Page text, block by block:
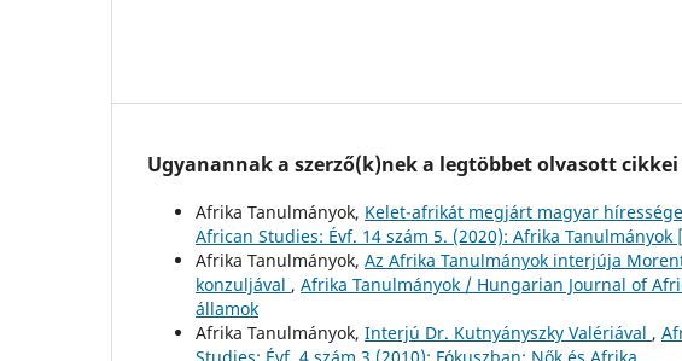
Ugyanannak a szerző(k)nek a legtöbbet olvasott cikkei
Afrika Tanulmányok, Kelet-afrikát megjárt magyar
African Studies: Évf. 14 szám 5. (2020): Afrika
Afrika Tanulmányok, Az Afrika Tanulmányok interjúja
konzuljával , Afrika Tanulmányok / Hungarian Journal of
államok
Afrika Tanulmányok, Interjú Dr. Kutnyányszky Valériával ,